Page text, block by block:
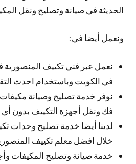
الحديثة في صيانة وتصليح ونقل
ونعمل أيضا في:
نعمل عبر فني تكييف
في الكويت وباستخدام احدث
نوفر خدمة تصليح وصيانة
فك ونقل أجهزة التكييف بدون
لدينا أيضا خدمة تصليح وحدات
خلال افضل معلم تكييف
خدمة صيانة وتصليح المكيفات